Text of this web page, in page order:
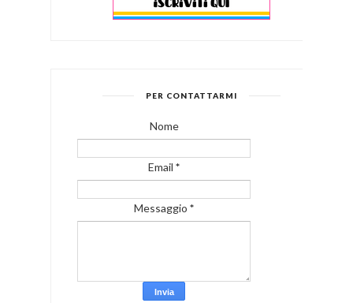
PER CONTATTARMI
Nome
Email *
Messaggio *